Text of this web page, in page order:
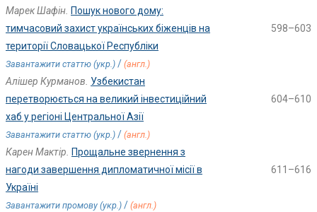
Марек Шафін. Пошук нового дому:
тимчасовий захист українських біженців на
території Словацької Республіки
598–603
Завантажити статтю (укр.) / (англ.)
Алішер Курманов. Узбекистан
перетворюється на великий інвестиційний
хаб у регіоні Центральної Азії
604–610
Завантажити статтю (укр.) / (англ.)
Карен Мактір. Прощальне звернення з
нагоди завершення дипломатичної місії в
Україні
611–616
Завантажити промову (укр.) / (англ.)